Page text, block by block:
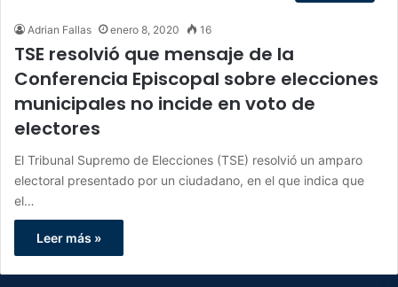
Adrian Fallas enero 8, 2020 16
TSE resolvió que mensaje de la
Conferencia Episcopal sobre elecciones
municipales no incide en voto de
electores
El Tribunal Supremo de Elecciones (TSE) resolvió un amparo
electoral presentado por un ciudadano, en el que indica que
el…
Leer más »